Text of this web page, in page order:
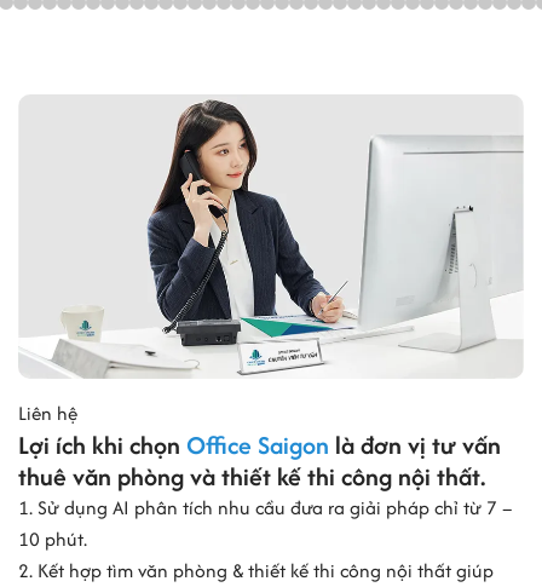
Liên hệ
Lợi ích khi chọn Office Saigon là đơn vị tư vấn
thuê văn phòng và thiết kế thi công nội thất.
1. Sử dụng AI phân tích nhu cầu đưa ra giải pháp chỉ từ 7 –
10 phút.
2. Kết hợp tìm văn phòng & thiết kế thi công nội thất giúp